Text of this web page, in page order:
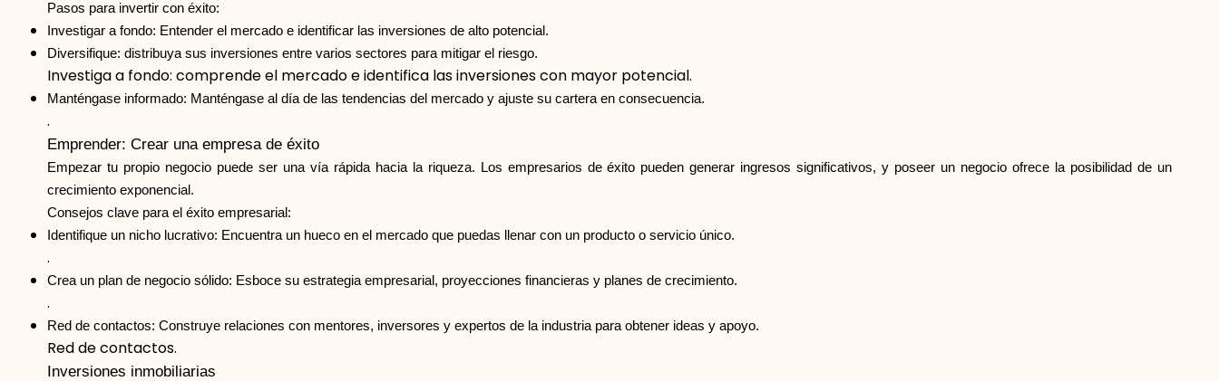
Pasos para invertir con éxito:
Investigar a fondo: Entender el mercado e identificar las inversiones de alto potencial.
Diversifique: distribuya sus inversiones entre varios sectores para mitigar el riesgo.
Investiga a fondo: comprende el mercado e identifica las inversiones con mayor potencial.
Manténgase informado: Manténgase al día de las tendencias del mercado y ajuste su cartera en consecuencia.
.
Emprender: Crear una empresa de éxito
Empezar tu propio negocio puede ser una vía rápida hacia la riqueza. Los empresarios de éxito pueden generar ingresos significativos, y poseer un negocio ofrece la posibilidad de un
crecimiento exponencial.
Consejos clave para el éxito empresarial:
Identifique un nicho lucrativo: Encuentra un hueco en el mercado que puedas llenar con un producto o servicio único.
.
Crea un plan de negocio sólido: Esboce su estrategia empresarial, proyecciones financieras y planes de crecimiento.
.
Red de contactos: Construye relaciones con mentores, inversores y expertos de la industria para obtener ideas y apoyo.
Red de contactos.
Inversiones inmobiliarias